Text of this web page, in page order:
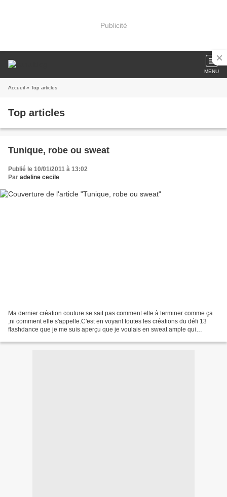
Publicité
MENU
Accueil » Top articles
Top articles
Tunique, robe ou sweat
Publié le 10/01/2011 à 13:02
Par adeline cecile
Ma dernier création couture se sait pas comment elle à terminer comme ça
,ni comment elle s'appelle.C'est en voyant toutes les créations du défi 13
flashdance que je me suis aperçu que je voulais en sweat ample qui